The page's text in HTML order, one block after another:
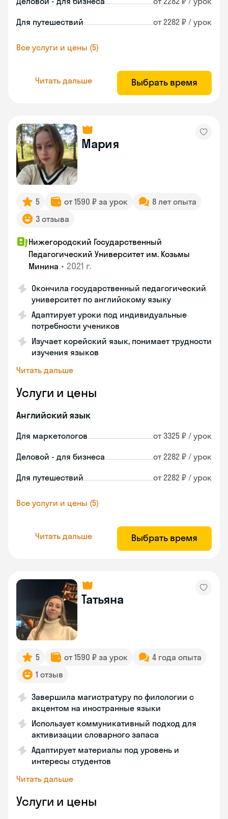
Для путешествий от 2282 ₽ / урок
Все услуги и цены (5)
Читать дальше Выбрать время
Мария
5 от 1590 ₽ за урок
8 лет опыта
3 отзыва
Нижегородский Государственный
Педагогический Университет им. Козьмы
Минина • 2021 г.
Окончила государственный педагогический
университет по английскому языку
Адаптирует уроки под индивидуальные
потребности учеников
Изучает корейский язык, понимает трудности
изучения языков
Читать дальше
Услуги и цены
Английский язык
Для маркетологов от 3325 ₽ / урок
Деловой - для бизнеса от 2282 ₽ / урок
Для путешествий от 2282 ₽ / урок
Все услуги и цены (5)
Читать дальше Выбрать время
Татьяна
5 от 1590 ₽ за урок
4 года опыта
1 отзыв
Завершила магистратуру по филологии с
акцентом на иностранные языки
Использует коммуникативный подход для
активизации словарного запаса
Адаптирует материалы под уровень и
интересы студентов
Читать дальше
Услуги и цены